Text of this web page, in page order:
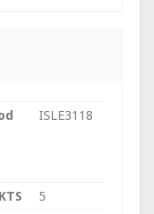
ISLE3118
5